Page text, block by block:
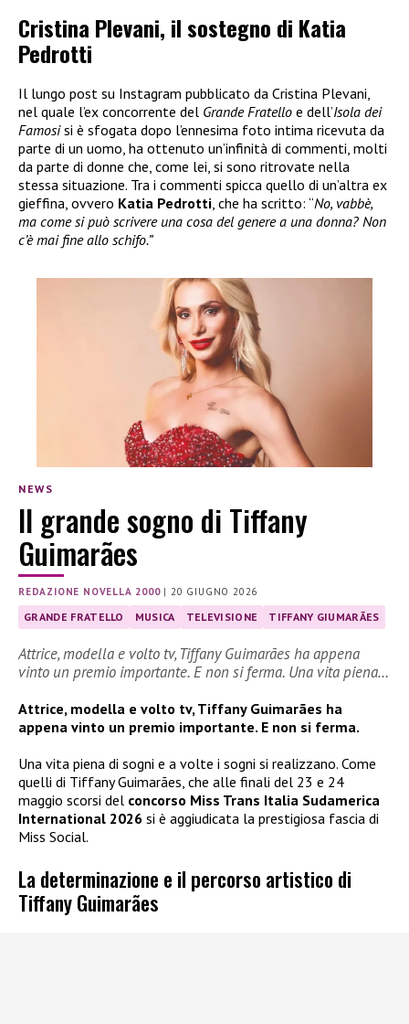
Cristina Plevani, il sostegno di Katia
Pedrotti
Il lungo post su Instagram pubblicato da Cristina Plevani,
nel quale l’ex concorrente del Grande Fratello e dell’Isola dei
Famosisi è sfogata dopo l’ennesima foto intima ricevuta da
parte di un uomo, ha ottenuto un’infinità di commenti, molti
da parte di donne che, come lei, si sono ritrovate nella
stessa situazione. Tra i commenti spicca quello di un’altra ex
gieffina, ovvero Katia Pedrotti, che ha scritto: “No, vabbè,
ma come si può scrivere una cosa del genere a una donna? Non
c’è mai fine allo schifo.”
NEWS
Il grande sogno di Tiffany
Guimarães
REDAZIONE NOVELLA 2000|20 GIUGNO 2026
GRANDE FRATELLO MUSICA TELEVISIONE TIFFANY GIUMARÃES
Attrice, modella e volto tv, Tiffany Guimarães ha appena
vinto un premio importante. E non si ferma. Una vita piena…
Attrice, modella e volto tv, Tiffany Guimarães ha
appena vinto un premio importante. E non si ferma.
Una vita piena di sogni e a volte i sogni si realizzano. Come
quelli di Tiffany Guimarães, che alle finali del 23 e 24
maggio scorsi del concorso Miss Trans Italia Sudamerica
International 2026 si è aggiudicata la prestigiosa fascia di
Miss Social.
La determinazione e il percorso artistico di
Tiffany Guimarães